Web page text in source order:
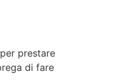
prestare
di fare